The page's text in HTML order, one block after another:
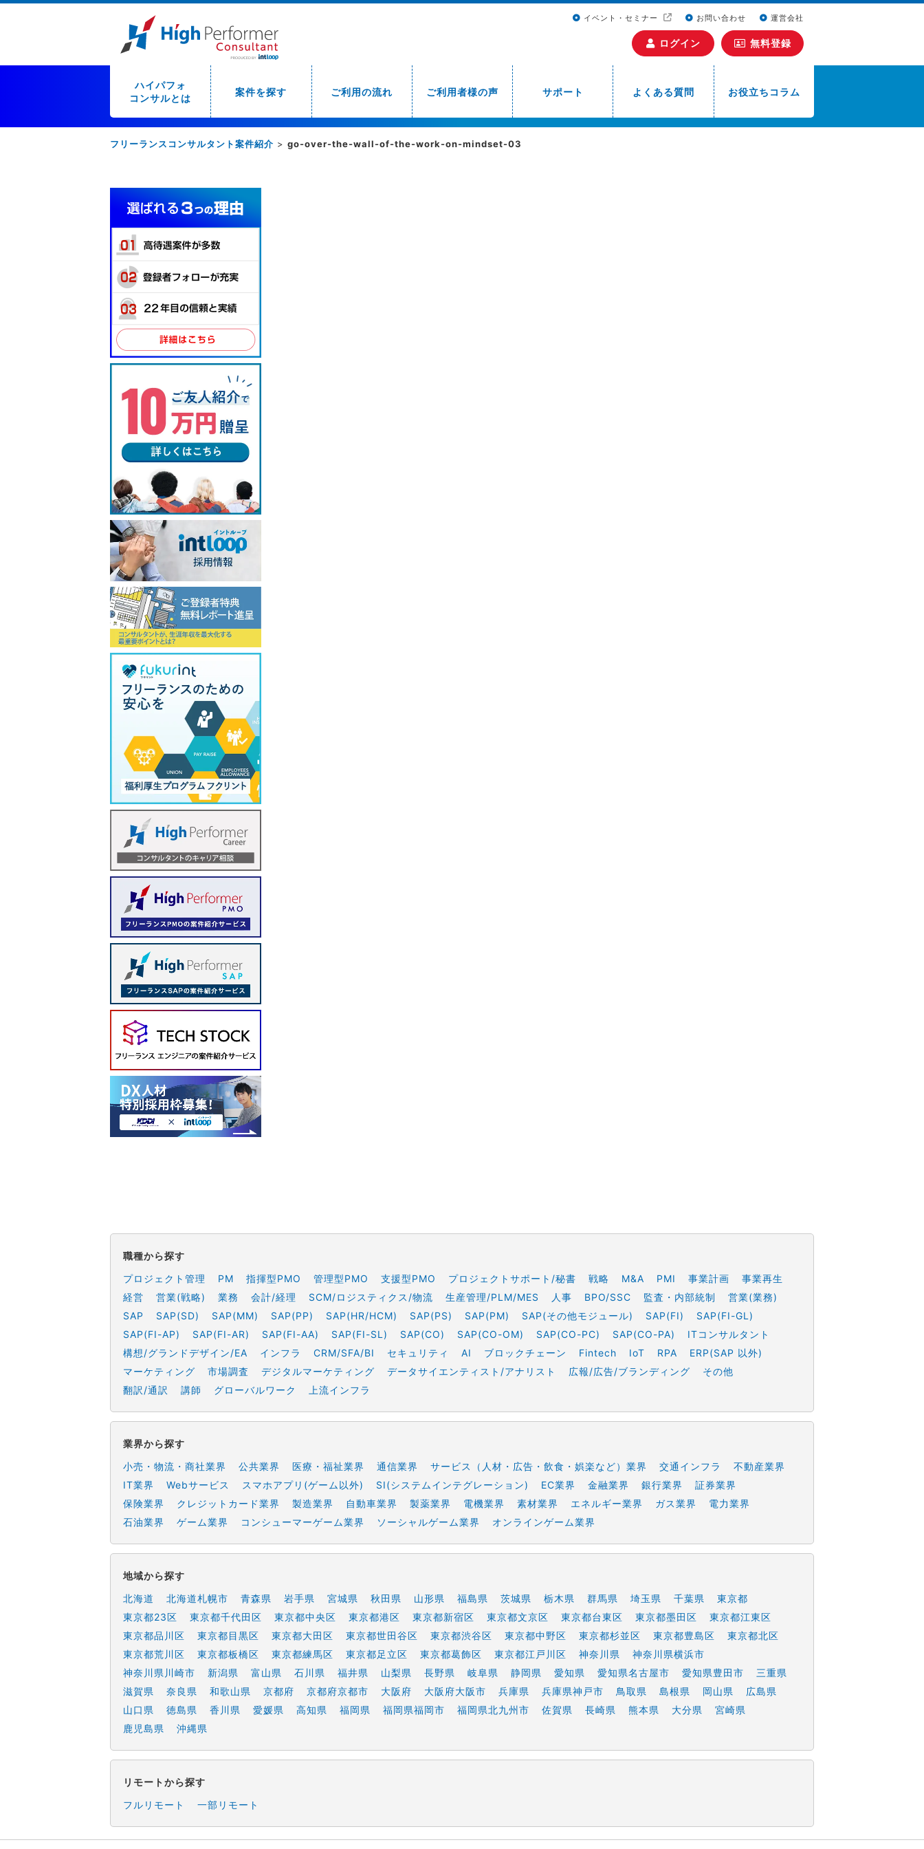
イベント・セミナー お問い合わせ 運営会社
ログイン 無料登録
ハイパフォ
コンサルとは
案件を探す ご利用の流れ ご利用者様の声 サポート よくある質問 お役立ちコラム
フリーランスコンサルタント案件紹介 > go-over-the-wall-of-the-work-on-mindset-03
職種から探す
プロジェクト管理
PM 指揮型PMO 管理型PMO 支援型PMO プロジェクトサポート/秘書 戦略 M&A PMI 事業計画
事業再生
経営
営業(戦略) 業務 会計/経理 SCM/ロジスティクス/物流 生産管理/PLM/MES 人事 BPO/SSC 監査・内部統制
営業(業務)
SAP
SAP(SD) SAP(MM) SAP(PP) SAP(HR/HCM) SAP(PS) SAP(PM) SAP(その他モジュール) SAP(FI)
SAP(FI-GL)
SAP(FI-AP)
SAP(FI-AR) SAP(FI-AA) SAP(FI-SL) SAP(CO) SAP(CO-OM) SAP(CO-PC) SAP(CO-PA)
ITコンサルタント
構想/グランドデザイン/EA
インフラ CRM/SFA/BI セキュリティ AI ブロックチェーン Fintech IoT RPA
ERP(SAP 以外)
マーケティング
市場調査 デジタルマーケティング データサイエンティスト/アナリスト 広報/広告/ブランディング
その他
翻訳/通訳
講師 グローバルワーク 上流インフラ
業界から探す
小売・物流・商社業界
公共業界 医療・福祉業界 通信業界 サービス（人材・広告・飲食・娯楽など）業界 交通インフラ
不動産業界
IT業界
Webサービス スマホアプリ(ゲーム以外) SI(システムインテグレーション) EC業界 金融業界 銀行業界
証券業界
保険業界
クレジットカード業界 製造業界 自動車業界 製薬業界 電機業界 素材業界 エネルギー業界 ガス業界
電力業界
石油業界
ゲーム業界 コンシューマーゲーム業界 ソーシャルゲーム業界 オンラインゲーム業界
地域から探す
北海道
北海道札幌市 青森県 岩手県 宮城県 秋田県 山形県 福島県 茨城県 栃木県 群馬県 埼玉県 千葉県
東京都
東京都23区
東京都千代田区 東京都中央区 東京都港区 東京都新宿区 東京都文京区 東京都台東区 東京都墨田区
東京都江東区
東京都品川区
東京都目黒区 東京都大田区 東京都世田谷区 東京都渋谷区 東京都中野区 東京都杉並区 東京都豊島区
東京都北区
東京都荒川区
東京都板橋区 東京都練馬区 東京都足立区 東京都葛飾区 東京都江戸川区 神奈川県
神奈川県横浜市
神奈川県川崎市
新潟県 富山県 石川県 福井県 山梨県 長野県 岐阜県 静岡県 愛知県 愛知県名古屋市 愛知県豊田市
三重県
滋賀県
奈良県 和歌山県 京都府 京都府京都市 大阪府 大阪府大阪市 兵庫県 兵庫県神戸市 鳥取県 島根県 岡山県
広島県
山口県
徳島県 香川県 愛媛県 高知県 福岡県 福岡県福岡市 福岡県北九州市 佐賀県 長崎県 熊本県 大分県
宮崎県
鹿児島県
沖縄県
リモートから探す
フルリモート
一部リモート